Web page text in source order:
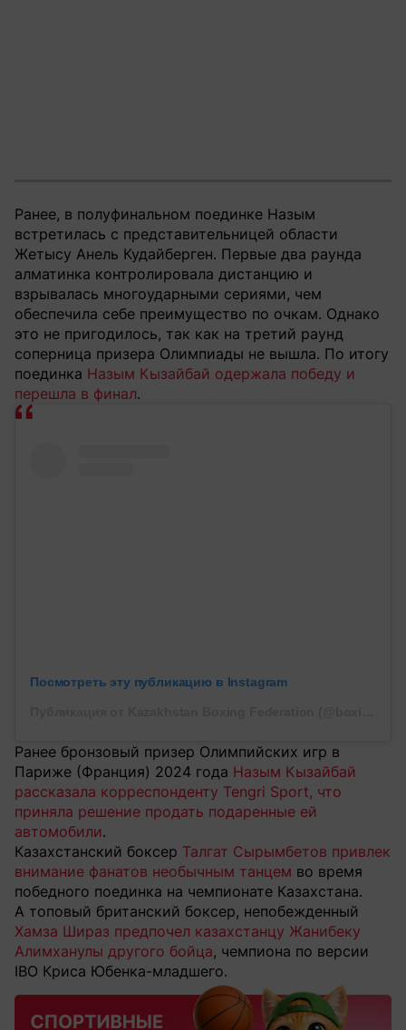
Ранее, в полуфинальном поединке Назым
встретилась с представительницей области
Жетысу Анель Кудайберген. Первые два раунда
алматинка контролировала дистанцию и
взрывалась многоударными сериями, чем
обеспечила себе преимущество по очкам. Однако
это не пригодилось, так как на третий раунд
соперница призера Олимпиады не вышла. По итогу
поединка Назым Кызайбай одержала победу и
перешла в финал.
Посмотреть эту публикацию в Instagram
Ранее бронзовый призер Олимпийских игр в
Париже (Франция) 2024 года Назым Кызайбай
рассказала корреспонденту Tengri Sport, что
приняла решение продать подаренные ей
автомобили.
Казахстанский боксер Талгат Сырымбетов привлек
внимание фанатов необычным танцем во время
победного поединка на чемпионате Казахстана.
А топовый британский боксер, непобежденный
Хамза Шираз предпочел казахстанцу Жанибеку
Алимханулы другого бойца, чемпиона по версии
IBO Криса Юбенка-младшего.